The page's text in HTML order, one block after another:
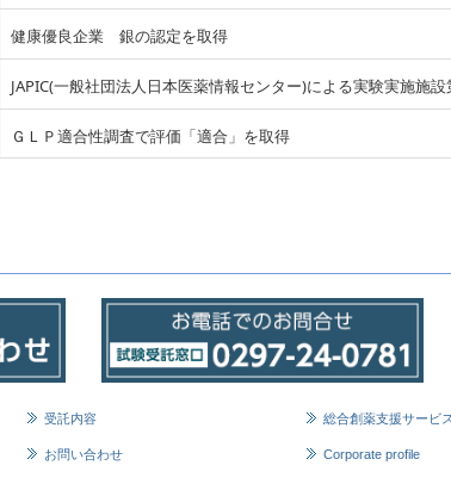
健康優良企業 銀の認定を取得
JAPIC(一般社団法人日本医薬情報センター)による実験実施施設
ＧＬＰ適合性調査で評価「適合」を取得
受託内容 総合創薬支援サービス
お問い合わせ Corporate profile